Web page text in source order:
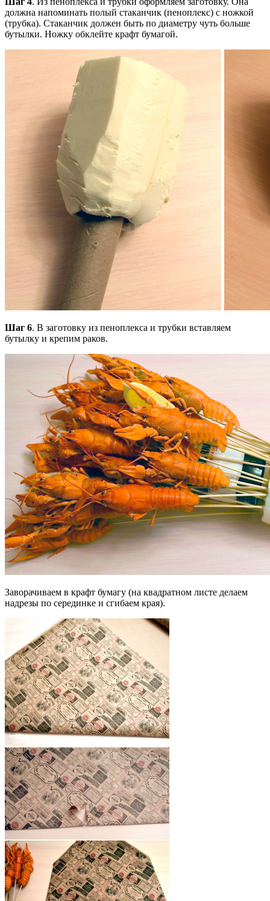
должна напоминать полый стаканчик (пеноплекс) с ножкой
(трубка). Стаканчик должен быть по диаметру чуть больше
бутылки. Ножку обклейте крафт бумагой.
Шаг 6. В заготовку из пеноплекса и трубки вставляем
бутылку и крепим раков.
Заворачиваем в крафт бумагу (на квадратном листе делаем
надрезы по серединке и сгибаем края).